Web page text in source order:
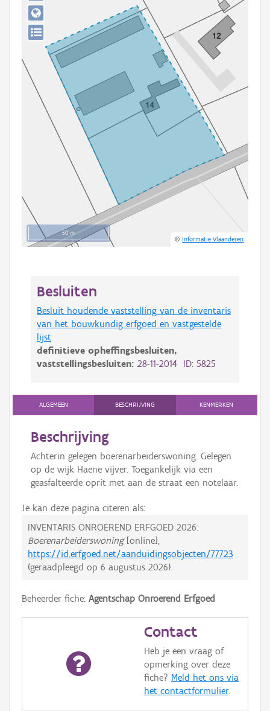
50 m
©Informatie Vlaanderen
Besluiten
Besluit houdende vaststelling van de inventaris
van het bouwkundig erfgoed en vastgestelde
lijst
definitieve opheffingsbesluiten,
vaststellingsbesluiten: 28-11-2014 ID: 5825
ALGEMEEN BESCHRIJVING KENMERKEN
Beschrijving
Achterin gelegen boerenarbeiderswoning. Gelegen
op de wijk Haene vijver. Toegankelijk via een
geasfalteerde oprit met aan de straat een notelaar.
Je kan deze pagina citeren als:
INVENTARIS ONROEREND ERFGOED 2026:
Boerenarbeiderswoning[online],
https://id.erfgoed.net/aanduidingsobjecten/77723
(geraadpleegd op 6 augustus 2026).
Beheerder fiche: Agentschap Onroerend Erfgoed
Contact
Heb je een vraag of
opmerking over deze
fiche? Meld het ons via
het contactformulier.